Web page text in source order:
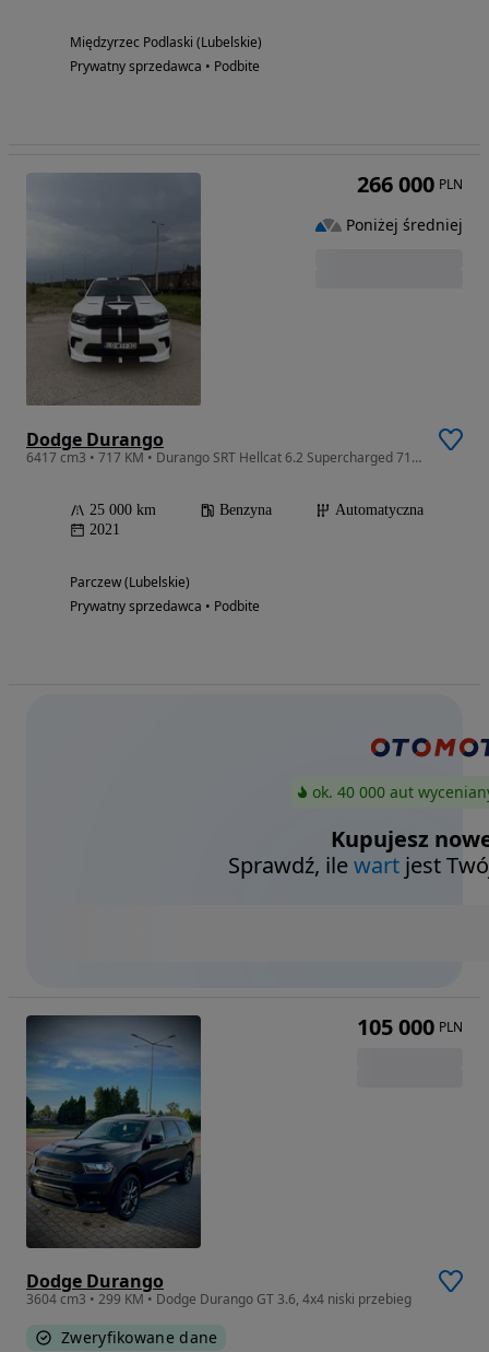
Międzyrzec Podlaski (Lubelskie)
Prywatny sprzedawca • Podbite
Dodge Durango
6417 cm3 • 717 KM • Durango SRT Hellcat 6.2 Supercharged 717 KM
25 000 km Benzyna
Automatyczna
2021
Parczew (Lubelskie)
Prywatny sprzedawca • Podbite
266 000 PLN
Poniżej średniej
ok. 40 000 aut
Kupujesz
Sprawdź, ilewart jest
Dodge Durango
3604 cm3 • 299 KM • Dodge Durango GT 3.6, 4x4 niski przebieg
Zweryfikowane dane
105 000 PLN